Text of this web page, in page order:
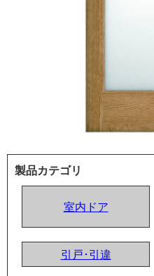
製品カテゴリ
室内ドア
引戸･引違